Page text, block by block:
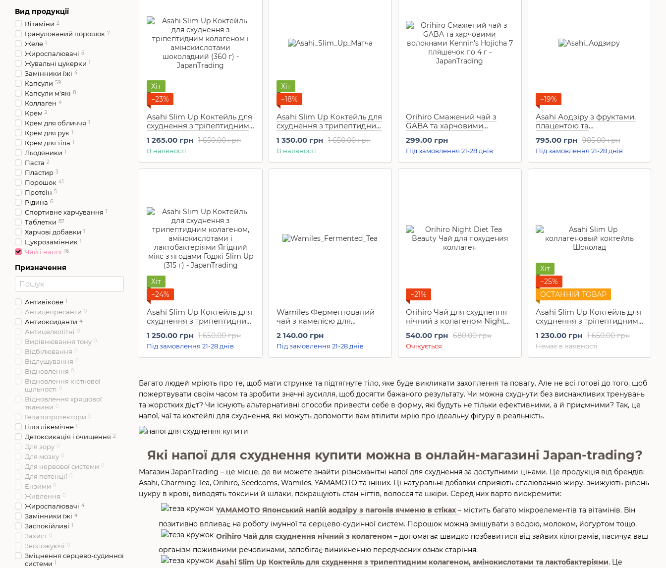
Багато людей мріють про те, щоб мати струнке та підтягнуте тіло, яке буде викликати захоплення та повагу. Але не всі готові до того, щоб
пожертвувати своїм часом та зробити значні зусилля, щоб досягти бажаного результату. Чи можна схуднути без виснажливих тренувань
та жорстких дієт? Чи існують альтернативні способи привести себе в форму, які будуть не тільки ефективними, а й приємними? Так, це
напої, чаї та коктейлі для схуднення, які можуть допомогти вам втілити мрію про ідеальну фігуру в реальність.
Які напої для схуднення купити можна в онлайн-магазині Japan-trading?
Магазин JapanTrading – це місце, де ви можете знайти різноманітні напої для схуднення за доступними цінами. Це продукція від брендів:
Asahi, Charming Tea, Orihiro, Seedcoms, Wamiles, YAMAMOTO та інших. Ці натуральні добавки сприяють спалюванню жиру, знижують рівень
цукру в крові, виводять токсини й шлаки, покращують стан нігтів, волосся та шкіри. Серед них варто виокремити:
YAMAMOTO Японський напій аодзіру з пагонів ячменю в стіках – містить багато мікроелементів та вітамінів. Він
позитивно впливає на роботу імунної та серцево-судинної систем. Порошок можна змішувати з водою, молоком, йогуртом тощо.
Orihiro Чай для схуднення нічний з колагеном – допомагає швидко позбавитися від зайвих кілограмів, насичує ваш
організм поживними речовинами, запобігає виникненню передчасних ознак старіння.
Asahi Slim Up Коктейль для схуднення з трипептидним колагеном, амінокислотами та лактобактеріями. Це
Хіт
−23%
Asahi Slim Up Коктейль для
схуднення з тріпептидним
амінокислотами
шоколадний (360 г)
1 650.00 грн
1 265.00 грн
В наявності
Хіт
−18%
Asahi Slim Up Коктейль для
схуднення з трипептидним
амінокислотами Матча
Латте (315 г)
1 650.00 грн
1 350.00 грн
В наявності
Orihiro Смажений чай з
GABA та харчовими
7 пляшечок по 4 г
299.00 грн
Під замовлення 21-28 днів
−19%
Asahi Аодзіру з фруктами,
плацентою та
985.00 грн
795.00 грн
Під замовлення 21-28 днів
Хіт
−24%
Asahi Slim Up Коктейль для
схуднення з трипептидним
амінокислотами і
лактобактеріями Ягідний
мікс з ягодами (315 г)
1 650.00 грн
1 250.00 грн
Під замовлення 21-28 днів
Wamiles Ферментований
чай з камелією для
Camellia Tea (22,5 г*30
саше)
2 140.00 грн
Під замовлення 21-28 днів
−21%
Orihiro Чай для схуднення
нічний з колагеном Night
днів
680.00 грн
540.00 грн
Очікується
Хіт
−25%
ОСТАННІЙ ТОВАР
Asahi Slim Up Коктейль для
схуднення з тріпептидним
амінокислотами
шоколадний (360 г)
1 650.00 грн
1 230.00 грн
Немає в наявності
Вид продукції
Вітаміни 2
Гранулований порошок 7
Желе 1
Жироспалювачі 5
Жувальні цукерки 1
Замінники їжі 4
Капсули 59
Капсули м'які 8
Коллаген 4
Крем 2
Крем для обличчя 1
Крем для рук 1
Крем для тіла 1
Льодяники 1
Паста 2
Пластир 3
Порошок 41
Протеїн 5
Рідина 6
Спортивне харчування 1
Таблетки 87
Харчові добавки 1
Цукрозамінник 1
Чай і напої 16
Призначення
Антивікове 1
Антидепресанти 0
Антиоксиданти 4
Антицелюлітні 0
Вирівнювання тону 0
Відбілювання 0
Відлущування 0
Відновлення 0
Відновлення кісткової
щільності 0
Відновлення хрящової
тканини 0
Гепатопротектори 0
Гіпоглікемічне 1
Детоксикація і очищення 2
Для зору 0
Для мозку 0
Для нервової системи 0
Для потенції 0
Ензими 0
Живлення 0
Жироспалювачі 4
Замінники їжі 4
Заспокійливі 1
Захист 0
Зволожуючі 0
Зміцнення серцево-судинної
системи 1